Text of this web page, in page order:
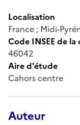
Localisation
France ; Midi-
Code INSEE de
46042
Aire d'étude
Cahors centre
Auteur